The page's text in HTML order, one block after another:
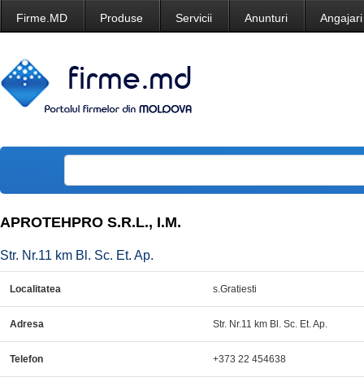
Firme.MD Produse Servicii Anunturi Angajari
APROTEHPRO S.R.L., I.M.
Str. Nr.11 km Bl. Sc. Et. Ap.
Localitatea s.Gratiesti
Adresa Str. Nr.11 km Bl. Sc. Et. Ap.
Telefon +373 22 454638